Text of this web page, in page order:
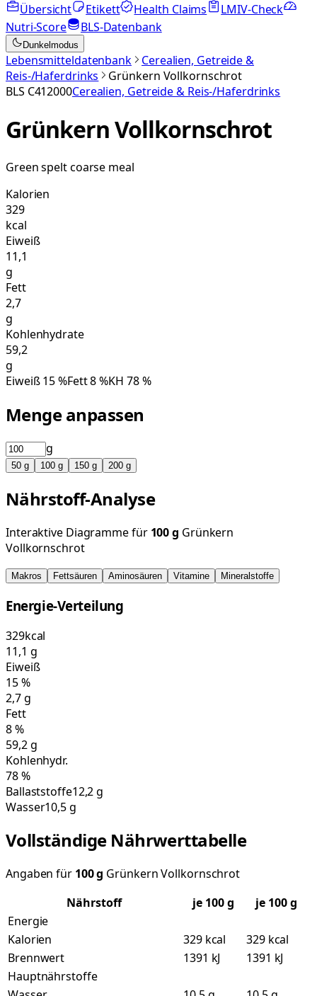
Übersicht
Etikett Health Claims
LMIV-Check
Nutri-Score
BLS-Datenbank
Dunkelmodus
Lebensmitteldatenbank
Cerealien, Getreide &
Reis-/Haferdrinks
Grünkern Vollkornschrot
BLS C412000Cerealien, Getreide & Reis-/Haferdrinks
Grünkern Vollkornschrot
Green spelt coarse meal
Kalorien
329
kcal
Eiweiß
11,1
g
Fett
2,7
g
Kohlenhydrate
59,2
g
Eiweiß15%Fett8%KH 78%
Menge anpassen
g
50 g 100 g 150 g 200 g
Nährstoff-Analyse
Interaktive Diagramme für 100g Grünkern
Vollkornschrot
Makros Fettsäuren Aminosäuren Vitamine Mineralstoffe
Energie-Verteilung
329kcal
11,1 g
Eiweiß
15%
2,7g
Fett
8%
59,2g
Kohlenhydr.
78%
Ballaststoffe12,2 g
Wasser10,5 g
Vollständige Nährwerttabelle
Angaben für 100g Grünkern Vollkornschrot
Nährstoff
je 100g
je 100 g
Energie
Kalorien
329 kcal
329 kcal
Brennwert
1391 kJ
1391 kJ
Hauptnährstoffe